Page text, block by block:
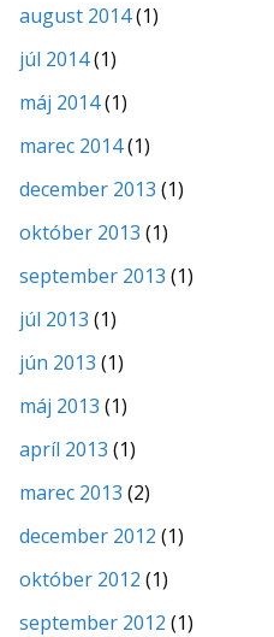
august 2014(1)
júl 2014(1)
máj 2014(1)
marec 2014(1)
december 2013 (1)
október 2013 (1)
september 2013 (1)
júl 2013 (1)
jún 2013 (1)
máj 2013 (1)
apríl 2013 (1)
marec 2013 (2)
december 2012 (1)
október 2012 (1)
september 2012 (1)